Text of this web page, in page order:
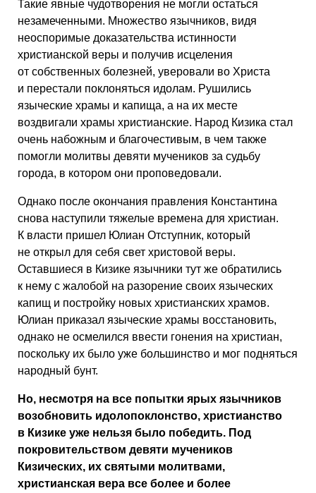
Такие явные чудотворения не могли остаться
незамеченными. Множество язычников, видя
неоспоримые доказательства истинности
христианской веры и получив исцеления
от собственных болезней, уверовали во Христа
и перестали поклоняться идолам. Рушились
языческие храмы и капища, а на их месте
воздвигали храмы христианские. Народ Кизика стал
очень набожным и благочестивым, в чем также
помогли молитвы девяти мучеников за судьбу
города, в котором они проповедовали.
Однако после окончания правления Константина
снова наступили тяжелые времена для христиан.
К власти пришел Юлиан Отступник, который
не открыл для себя свет христовой веры.
Оставшиеся в Кизике язычники тут же обратились
к нему с жалобой на разорение своих языческих
капищ и постройку новых христианских храмов.
Юлиан приказал языческие храмы восстановить,
однако не осмелился ввести гонения на христиан,
поскольку их было уже большинство и мог подняться
народный бунт.
Но, несмотря на все попытки ярых язычников
возобновить идолопоклонство, христианство
в Кизике уже нельзя было победить. Под
покровительством девяти мучеников
Кизических, их святыми молитвами,
христианская вера все более и более